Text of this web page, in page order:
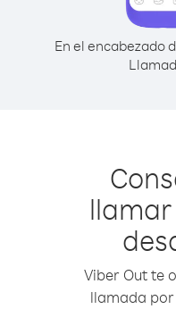
En el encabezado
Viber Out te
llamada por